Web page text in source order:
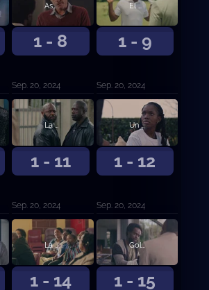
1 - 8
Asquerosamente ricos
Sep. 20, 2024
1 - 9
El aniversario
Sep. 20, 2024
1 - 11
La boca del lobo
Sep. 20, 2024
1 - 12
Un pacto con el diablo
Sep. 20, 2024
1 - 14
La encrucijada
1 - 15
Golpe de estado